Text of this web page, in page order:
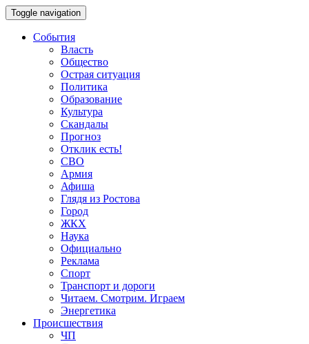
Toggle navigation
События
Власть
Общество
Острая ситуация
Политика
Образование
Культура
Скандалы
Прогноз
Отклик есть!
СВО
Армия
Афиша
Глядя из Ростова
Город
ЖКХ
Наука
Официально
Реклама
Спорт
Транспорт и дороги
Читаем. Смотрим. Играем
Энергетика
Происшествия
ЧП